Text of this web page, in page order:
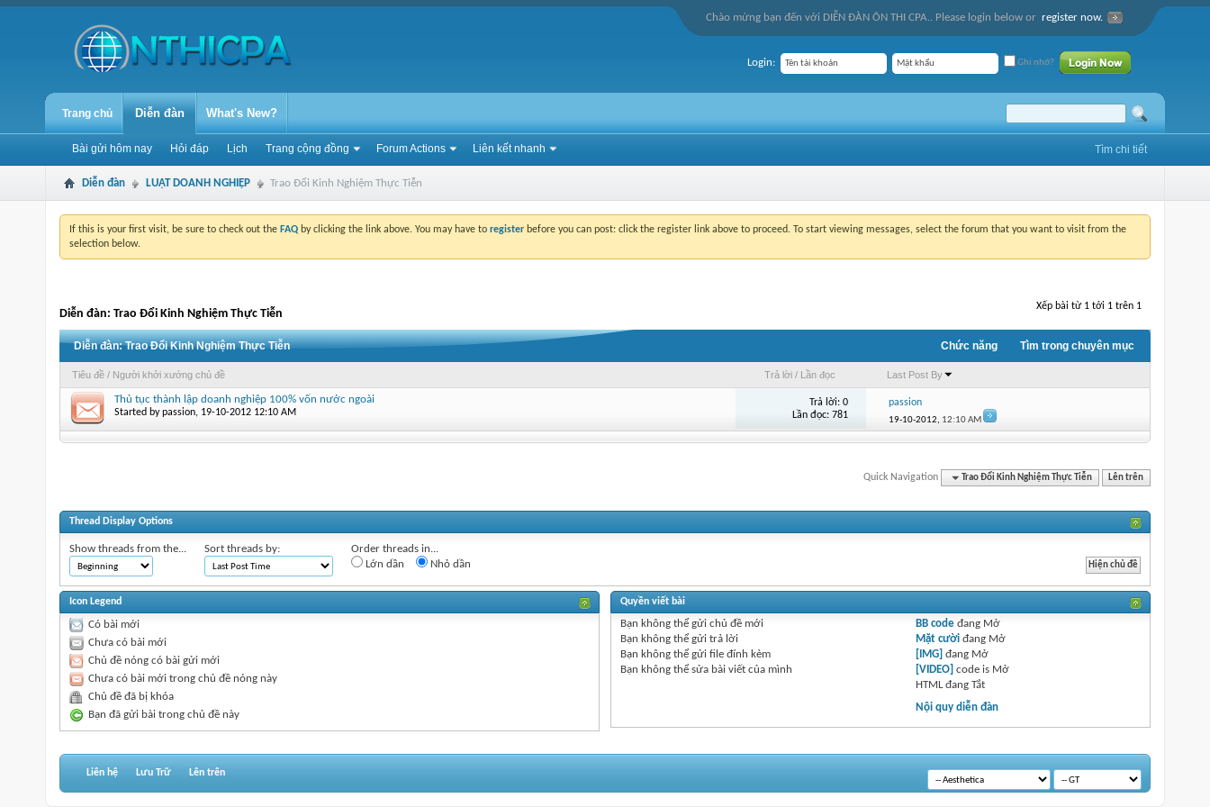
Chào mừng bạn đến với DIỄN ĐÀN ÔN THI CPA.. Please login below or register now.
Login: Ghi nhớ?
Trang chủ Diễn đàn
Bài gửi hôm nay Hỏi đáp Lịch Trang cộng đồng Forum Actions Liên kết nhanh
What's New?
Tìm chi tiết
Diễn đàn LUẬT DOANH NGHIỆP Trao Đổi Kinh Nghiệm Thực Tiễn
If this is your first visit, be sure to check out the FAQ by clicking the link above. You may have to register before you can post: click the register link above to proceed. To start viewing messages, select the forum that you want to visit from the
selection below.
Xếp bài từ 1 tới 1 trên 1
Diễn đàn: Trao Đổi Kinh Nghiệm Thực Tiễn
Diễn đàn:Trao Đổi Kinh Nghiệm Thực Tiễn Chức năng Tìm trong chuyên mục
Tiêu đề / Người khởi xướng chủ đề Trả lời / Lần đọc Last Post By
Thủ tục thành lập doanh nghiệp 100% vốn nước ngoài
Started bypassion‎, 19-10-2012 12:10 AM
Trả lời:0
Lần đọc: 781
passion
19-10-2012, 12:10 AM
Quick Navigation Trao Đổi Kinh Nghiệm Thực Tiễn Lên trên
Thread Display Options
Show threads from the... Sort threads by:
Order threads in...
Lớn dần
Nhỏ dần
Icon Legend
Có bài mới
Chưa có bài mới
Chủ đề nóng có bài gửi mới
Chưa có bài mới trong chủ đề nóng này
Chủ đề đã bị khóa
Bạn đã gửi bài trong chủ đề này
Quyền viết bài
Bạn không thể gửi chủ đề mới
Bạn không thể gửi trả lời
Bạn không thể gửi file đính kèm
Bạn không thể sửa bài viết của mình
BB code đang Mở
Mặt cười đang Mở
[IMG] đang Mở
[VIDEO] code is Mở
HTML đangTắt
Nội quy diễn đàn
Liên hệ Lưu Trữ Lên trên